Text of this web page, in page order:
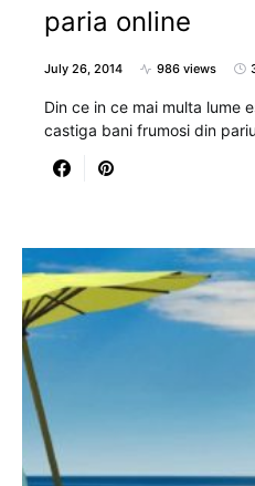
paria online
July 26, 2014 986 views
Din ce in ce mai multa lume
castiga bani frumosi din